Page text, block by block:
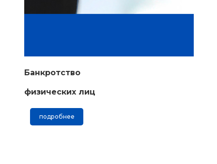
Банкротство
физических лиц
подробнее